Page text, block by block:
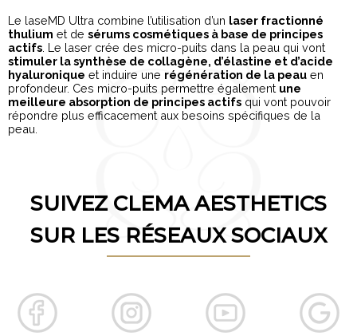
Le laseMD Ultra combine l’utilisation d’un laser fractionné
thulium et de sérums cosmétiques à base de principes
actifs . Le laser crée des micro-puits dans la peau qui vont
stimuler la synthèse de collagène, d’élastine et d’acide
hyaluronique et induire une régénération de la peau en
profondeur. Ces micro-puits permettre également une
meilleure absorption de principes actifs qui vont pouvoir
répondre plus efficacement aux besoins spécifiques de la
peau.
SUIVEZ CLEMA AESTHETICS
SUR LES RÉSEAUX SOCIAUX